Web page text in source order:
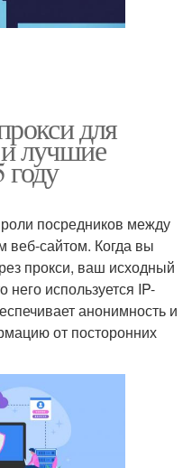
для
лучшие
посредников между
веб-сайтом. Когда вы
прокси, ваш исходный
него используется IP-
анонимность и
от посторонних